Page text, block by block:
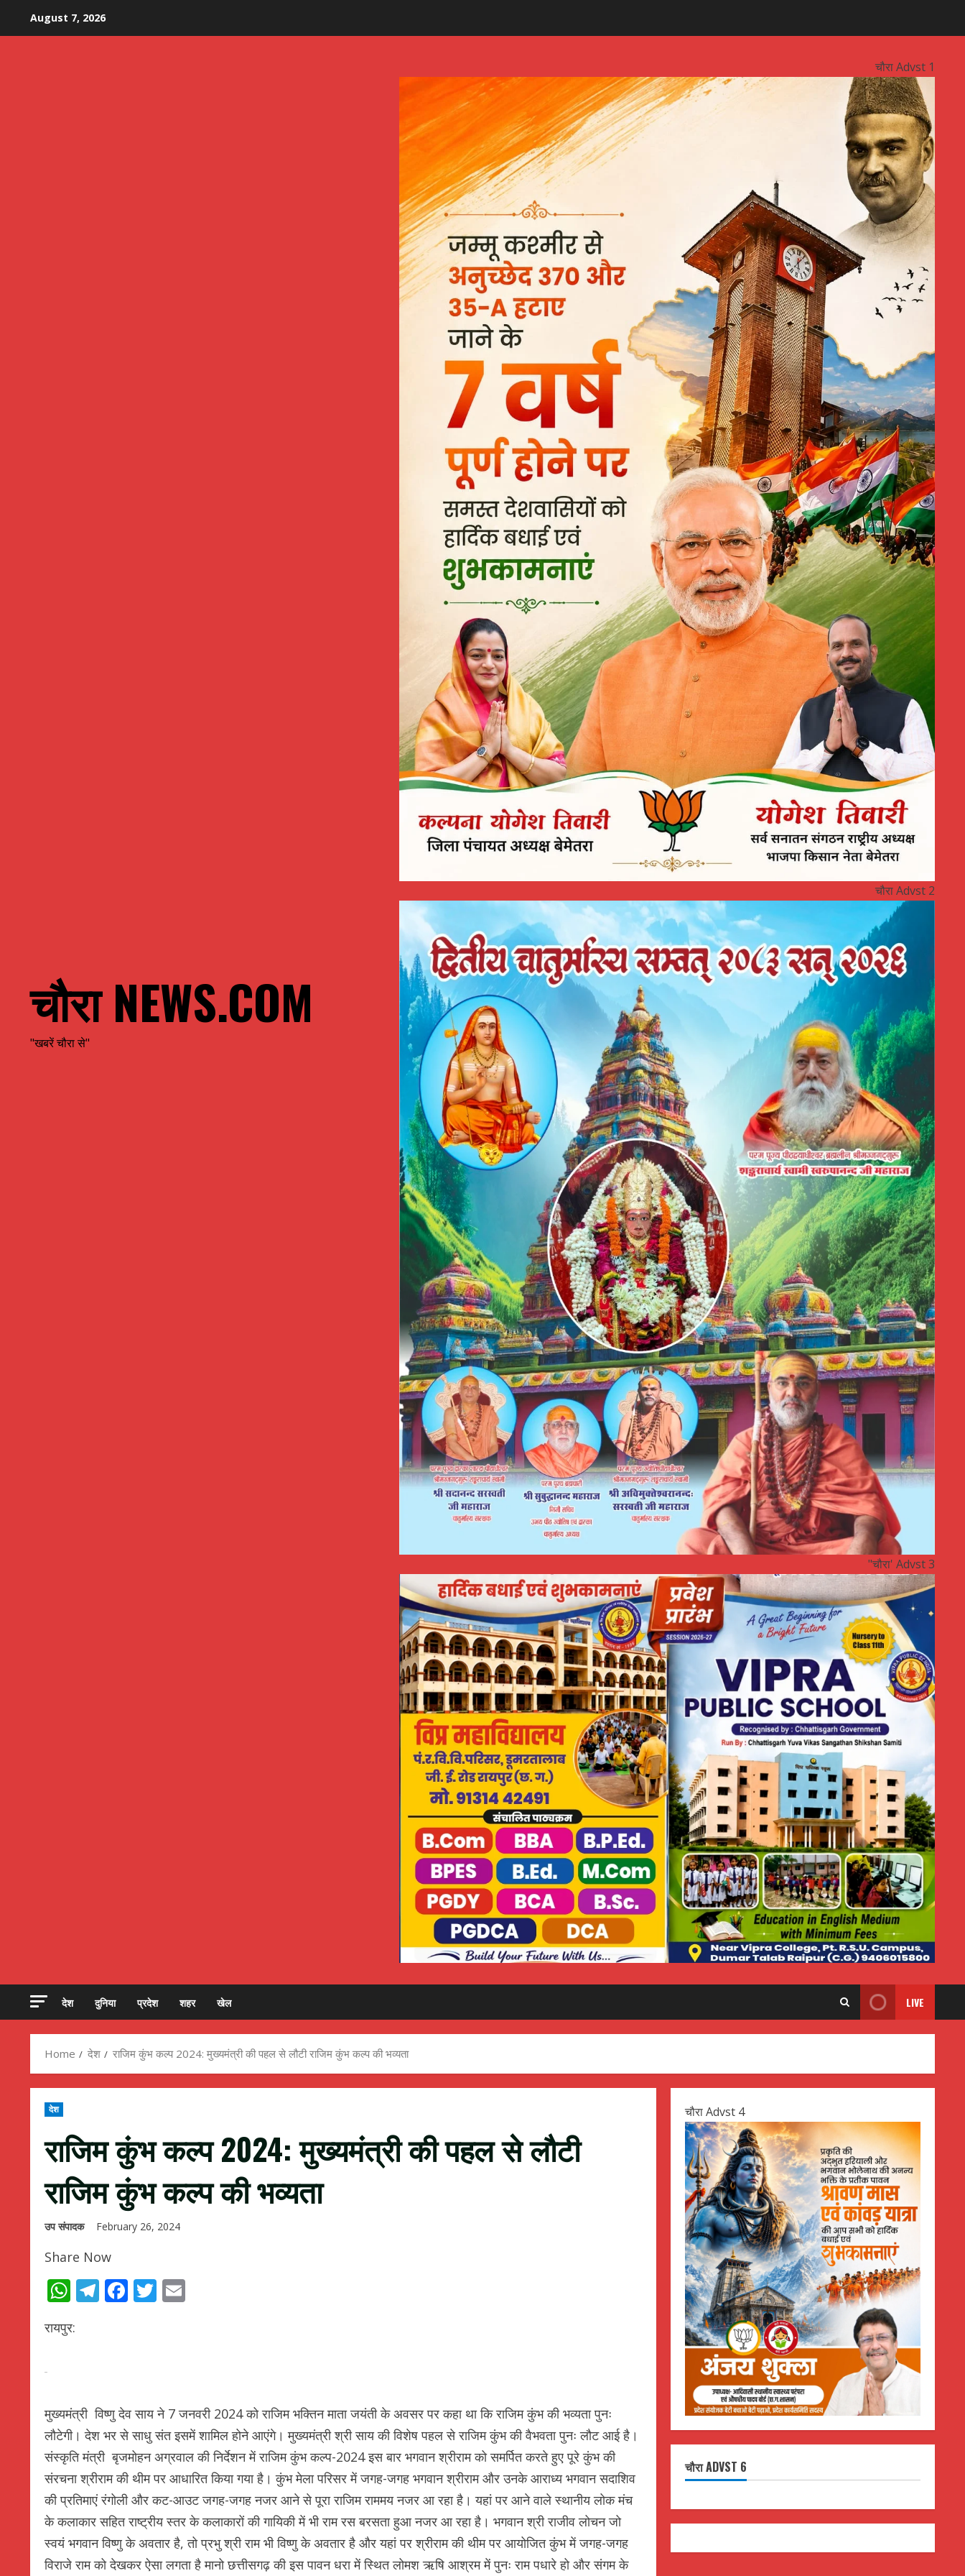
August 7, 2026
चौरा NEWS.COM
"खबरें चौरा से"
चौरा Advst 1
चौरा Advst 2
"चौरा' Advst 3
देश दुनिया प्रदेश शहर खेल LIVE
Home देश राजिम कुंभ कल्प 2024: मुख्यमंत्री की पहल से लौटी राजिम कुंभ कल्प की भव्यता
देश
राजिम कुंभ कल्प 2024: मुख्यमंत्री की पहल से लौटी
राजिम कुंभ कल्प की भव्यता
उप संपादक February 26, 2024
Share Now
WhatsApp
Telegram
Facebook
Twitter
रायपुर:
मुख्यमंत्री विष्णु देव साय ने 7 जनवरी 2024 को राजिम भक्तिन माता जयंती के अवसर पर कहा था कि राजिम कुंभ की भव्यता पुनः
लौटेगी। देश भर से साधु संत इसमें शामिल होने आएंगे। मुख्यमंत्री श्री साय की विशेष पहल से राजिम कुंभ की वैभवता पुनः लौट आई है।
संस्कृति मंत्री बृजमोहन अग्रवाल की निर्देशन में राजिम कुंभ कल्प-2024 इस बार भगवान श्रीराम को समर्पित करते हुए पूरे कुंभ की
संरचना श्रीराम की थीम पर आधारित किया गया है। कुंभ मेला परिसर में जगह-जगह भगवान श्रीराम और उनके आराध्य भगवान सदाशिव
की प्रतिमाएं रंगोली और कट-आउट जगह-जगह नजर आने से पूरा राजिम राममय नजर आ रहा है। यहां पर आने वाले स्थानीय लोक मंच
के कलाकार सहित राष्ट्रीय स्तर के कलाकारों की गायिकी में भी राम रस बरसता हुआ नजर आ रहा है। भगवान श्री राजीव लोचन जो
स्वयं भगवान विष्णु के अवतार है, तो प्रभु श्री राम भी विष्णु के अवतार है और यहां पर श्रीराम की थीम पर आयोजित कुंभ में जगह-जगह
विराजे राम को देखकर ऐसा लगता है मानो छत्तीसगढ़ की इस पावन धरा में स्थित लोमश ऋषि आश्रम में पुनः राम पधारे हो और संगम के
चौरा Advst 4
चौरा ADVST 6